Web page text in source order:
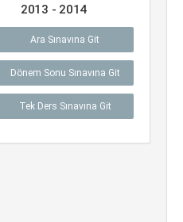
2013 - 2014
Ara Sınavına Git
Dönem Sonu Sınavına Git
Tek Ders Sınavına Git